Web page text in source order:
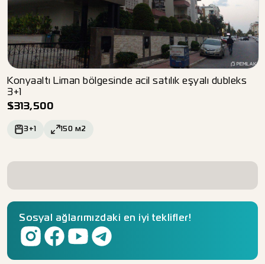
Konyaaltı Liman bölgesinde acil satılık eşyalı dubleks
3+1
$313,500
3+1 150 м2
Sosyal ağlarımızdaki en iyi teklifler!